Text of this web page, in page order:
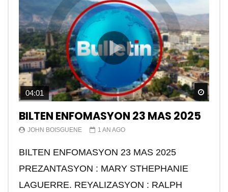
04:01
BILTEN ENFOMASYON 23 MAS 2025
JOHN BOISGUENE 1 AN AGO
BILTEN ENFOMASYON 23 MAS 2025
PREZANTASYON : MARY STHEPHANIE
LAGUERRE. REYALIZASYON : RALPH